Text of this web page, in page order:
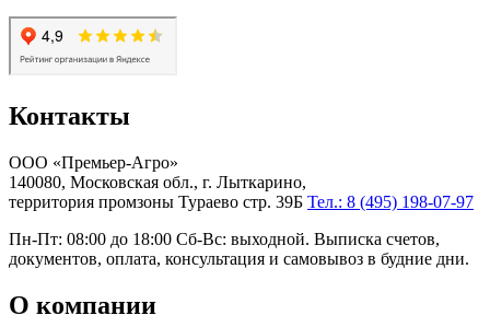
Контакты
ООО «Премьер-Агро»
140080, Московская обл., г. Лыткарино,
территория промзоны Тураево стр. 39Б Тел.: 8 (495) 198-07-97
Пн-Пт: 08:00 до 18:00 Сб-Вс: выходной. Выписка счетов,
документов, оплата, консультация и самовывоз в будние дни.
О компании